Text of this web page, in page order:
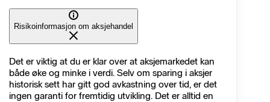
Risikoinformasjon om aksjehandel
Det er viktig at du er klar over at aksjemarkedet kan
både øke og minke i verdi. Selv om sparing i aksjer
historisk sett har gitt god avkastning over tid, er det
ingen garanti for fremtidig utvikling. Det er alltid en